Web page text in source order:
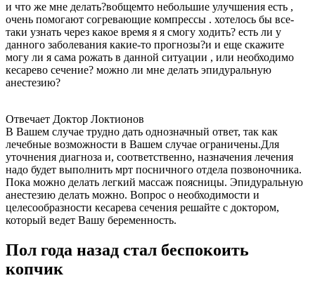
и что же мне делать?вобщемто небольшие улучшения есть ,
очень помогают согревающие компрессы . хотелось бы все-
таки узнать через какое время я я смогу ходить? есть ли у
данного заболевания какие-то прогнозы?и и еще скажите
могу ли я сама рожать в данной ситуации , или необходимо
кесарево сечение? можно ли мне делать эпидуральную
анестезию?
Отвечает Доктор Локтионов
В Вашем случае трудно дать однозначный ответ, так как
лечебные возможности в Вашем случае ограничены.Для
уточнения диагноза и, соответственно, назначения лечения
надо будет выполнить мрт посничного отдела позвоночника.
Пока можно делать легкий массаж поясницы. Эпидуральную
анестезию делать можно. Вопрос о необходимости и
целесообразности кесарева сечения решайте с доктором,
который ведет Вашу беременность.
Пол года назад стал беспокоить
копчик